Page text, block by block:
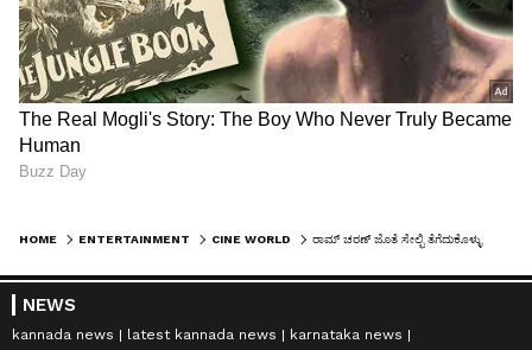
HOME ENTERTAINMENT CINE WORLD
NEWS
kannada news latest kannada news
karnataka news